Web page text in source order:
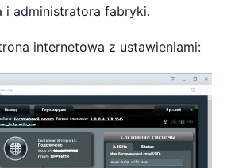
i administratora fabryki.
internetowa z ustawieniami: